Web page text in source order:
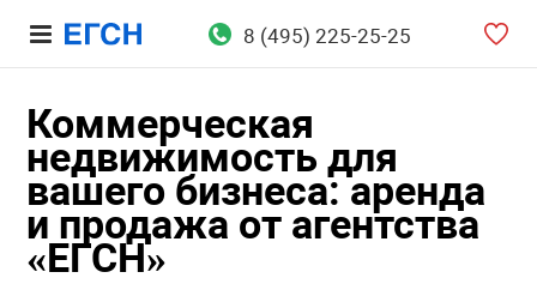
8 (495) 225-25-25
Коммерческая
недвижимость для
вашего бизнеса: аренда
и продажа от агентства
«ЕГСН»